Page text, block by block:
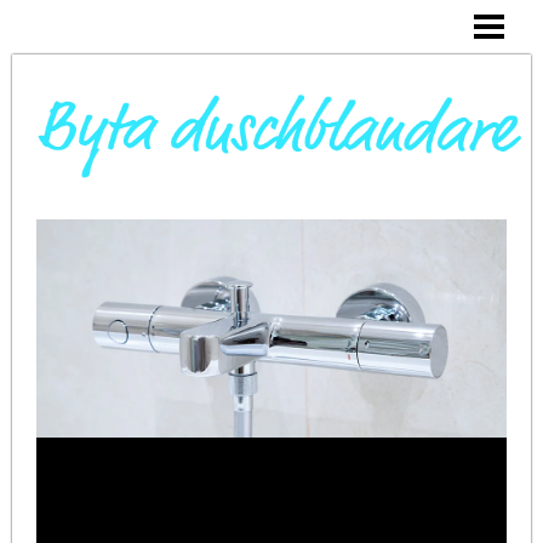
BYTA VARMVATTENBEREDARE
BYTA BLANDARE I HANDFAT